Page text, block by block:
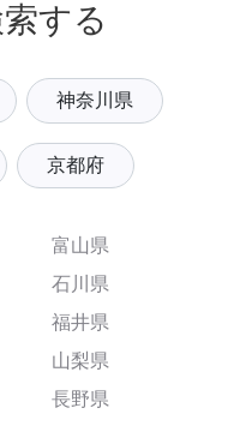
する
神奈川県
京都府
富山県
石川県
福井県
山梨県
長野県